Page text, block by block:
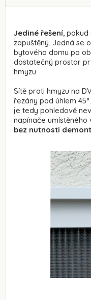
Jediné řešení,
zapuštěný. Jedná se
bytového domu po
dostatečný prostor
hmyzu.
Sítě proti hmyzu na
řezány pod úhlem
je tedy pohledově
napínače
bez nutnosti